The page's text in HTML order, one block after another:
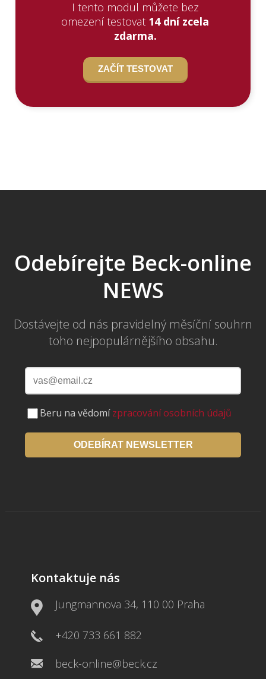
I tento modul můžete bez
omezení testovat 14 dní zcela
zdarma.
ZAČÍT TESTOVAT
Odebírejte Beck-online
NEWS
Dostávejte od nás pravidelný měsíční souhrn
toho nejpopulárnějšího obsahu.
Beru na vědomízpracování osobních údajů
ODEBÍRAT NEWSLETTER
Kontaktuje nás
Jungmannova 34, 110 00 Praha
+420 733 661 882
beck-online@beck.cz